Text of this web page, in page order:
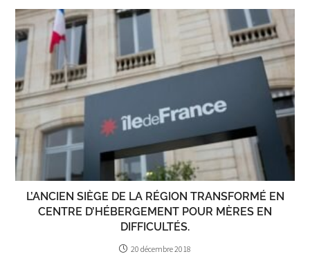
L’ANCIEN SIÈGE DE LA RÉGION TRANSFORMÉ EN
CENTRE D’HÉBERGEMENT POUR MÈRES EN
DIFFICULTÉS.
20 décembre 2018